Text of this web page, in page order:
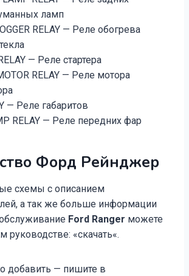
ламп
RELAY — Реле обогрева
— Реле стартера
RELAY — Реле мотора
— Реле габаритов
RELAY — Реле передних фар
Форд Рейнджер
схемы с описанием
а так же больше информации
Ford Ranger можете
руководстве: «скачать«.
добавить — пишите в